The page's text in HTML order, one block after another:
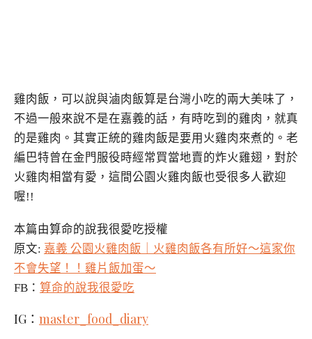
雞肉飯，可以說與滷肉飯算是台灣小吃的兩大美味了，
不過一般來說不是在嘉義的話，有時吃到的雞肉，就真
的是雞肉。其實正統的雞肉飯是要用火雞肉來煮的。老
編巴特曾在金門服役時經常買當地賣的炸火雞翅，對於
火雞肉相當有愛，這間公園火雞肉飯也受很多人歡迎
喔!!
本篇由算命的說我很愛吃授權
原文: 嘉義 公園火雞肉飯｜火雞肉飯各有所好～這家你
不會失望！！雞片飯加蛋～
FB： 算命的說我很愛吃
IG： master_food_diary